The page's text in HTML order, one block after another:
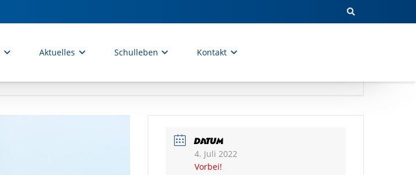
Aktuelles Schulleben Kontakt
DATUM
4. Juli 2022
Vorbei!